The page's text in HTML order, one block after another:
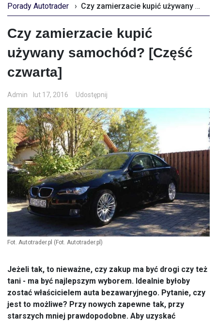
Porady Autotrader › Czy zamierzacie kupić używany samochód? [Część czwarta]
Czy zamierzacie kupić
używany samochód? [Część
czwarta]
Admin lut 17, 2016 Udostępnij
Fot. Autotrader.pl (Fot. Autotrader.pl)
Jeżeli tak, to nieważne, czy zakup ma być drogi czy też
tani - ma być najlepszym wyborem. Idealnie byłoby
zostać właścicielem auta bezawaryjnego. Pytanie, czy
jest to możliwe? Przy nowych zapewne tak, przy
starszych mniej prawdopodobne. Aby uzyskać